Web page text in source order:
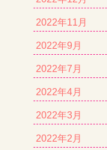
2022年11月
2022年9月
2022年7月
2022年4月
2022年3月
2022年2月